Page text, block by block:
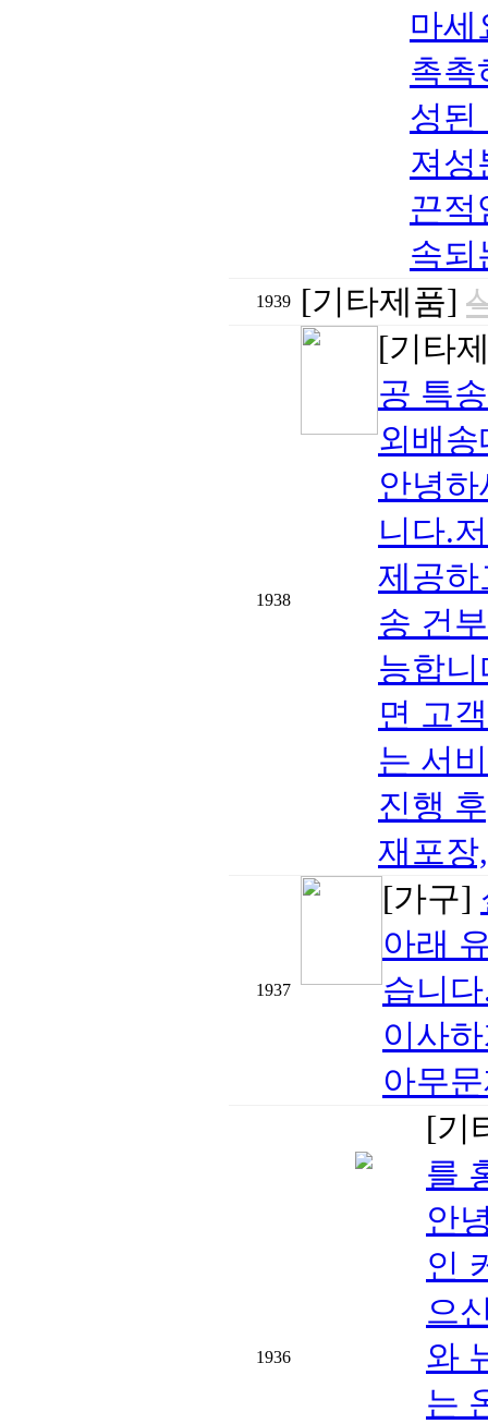
마세
촉촉
성된
져성
끈적
속되
1939 [기타제품]
1938
[기타
공 특
외배
안녕
니다.
제공하
송 건
능합
면 고
는 서
진행
재포장
1937
[가구]
아래
습니
이사
아무
1936
[기
를
안
인
으
와
는